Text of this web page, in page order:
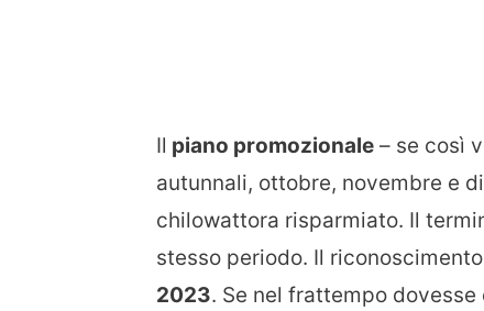
Il piano promozionale – se così
autunnali, ottobre, novembre e
chilowattora risparmiato. Il
stesso periodo. Il
2023. Se nel frattempo